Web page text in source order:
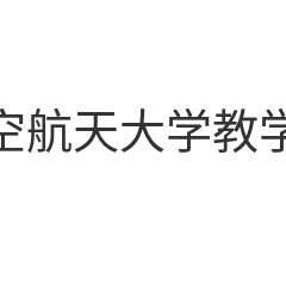
航天大学教